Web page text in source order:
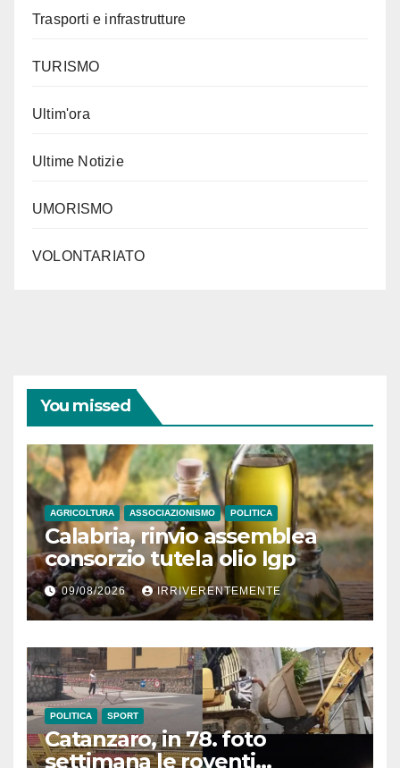
Trasporti e infrastrutture
TURISMO
Ultim'ora
Ultime Notizie
UMORISMO
VOLONTARIATO
You missed
AGRICOLTURA ASSOCIAZIONISMO POLITICA
Calabria, rinvio assemblea
consorzio tutela olio Igp
09/08/2026 IRRIVERENTEMENTE
POLITICA SPORT
Catanzaro, in 78. foto
settimana le roventi